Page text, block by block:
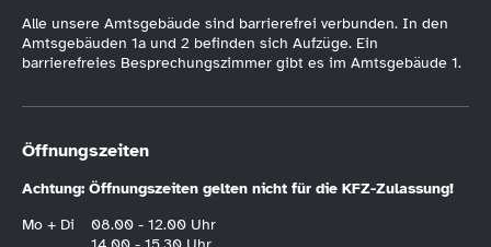
Alle unsere Amtsgebäude sind barrierefrei verbunden. In den
Amtsgebäuden 1a und 2 befinden sich Aufzüge. Ein
barrierefreies Besprechungszimmer gibt es im Amtsgebäude 1.
Öffnungszeiten
Achtung: Öffnungszeiten gelten nicht für die KFZ-Zulassung!
Mo + Di
08.00 - 12.00 Uhr